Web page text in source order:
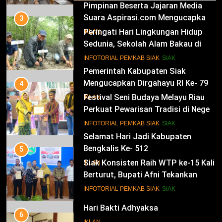
Pimpinan Beserta Jajaran Media
Suara Aspirasi.com Mengucapkan
Selamat HUT RI Ke-79
IKLAN
13
Pemerintah Kabupaten Siak
Mengucapkan Dirgahayu RI Ke- 79
IKLAN
14
Selamat Hari Jadi Kabupaten
Bengkalis Ke- 512
IKLAN
15
Hari Bakti Adhyaksa
3
Peringati Hari Lingkungan Hidup
Sedunia, Sekolah Alam Bakau di
Siak Cetak Generasi Penjaga
Pesisir
INFOTORIAL PEMKAB SIAK SIAK
4
Festival Seni Budaya Melayu Riau
Perkuat Pewarisan Tradisi di Negeri
Istana
INFOTORIAL PEMKAB SIAK SIAK
5
Siak Konsisten Raih WTP ke-15 Kali
Berturut, Bupati Afni Tekankan
Penguatan Tata Kelola Keuangan
INFOTORIAL PEMKAB SIAK SIAK
6